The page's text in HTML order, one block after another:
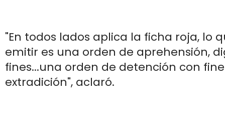
"En todos lados aplica la ficha roja, lo
emitir es una orden de aprehensión,
fines...una orden de detención con
extradición", aclaró.